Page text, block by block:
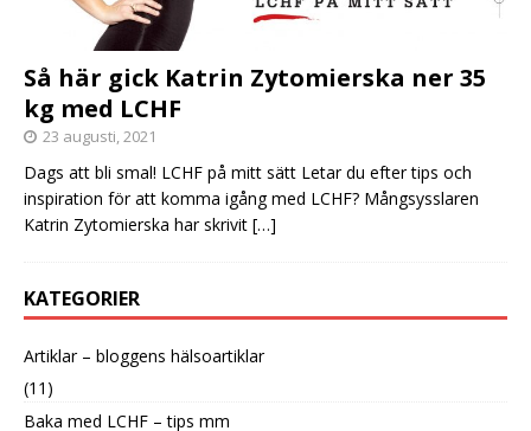
Så här gick Katrin Zytomierska ner 35
kg med LCHF
23 augusti, 2021
Dags att bli smal! LCHF på mitt sätt Letar du efter tips och
inspiration för att komma igång med LCHF? Mångsysslaren
Katrin Zytomierska har skrivit […]
KATEGORIER
Artiklar – bloggens hälsoartiklar
(11)
Baka med LCHF – tips mm